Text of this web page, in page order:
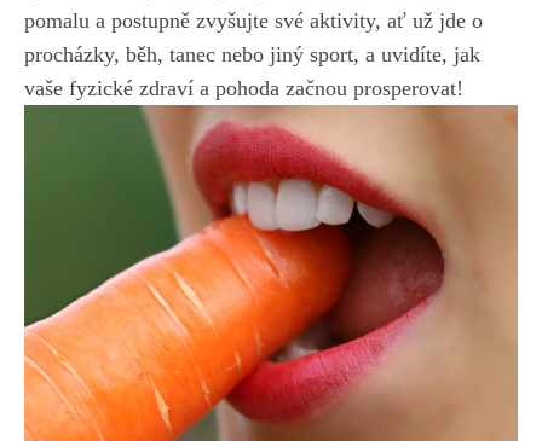
pomalu a postupně zvyšujte své ‌aktivity, ať už​ jde​ o
procházky, běh, tanec ​nebo jiný sport, ‍a uvidíte, jak
vaše‍ fyzické zdraví a pohoda začnou prosperovat!